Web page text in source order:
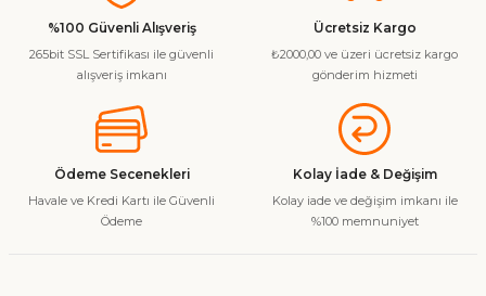
Görüş ve önerileriniz için teşekkür ederiz.
Ürün resmi kalitesiz, bozuk veya görüntülenemiyor.
Ürün bilgilerinde hatalar bulunuyor.
Ürün fiyatı diğer sitelerden daha pahalı.
%100 Güvenli Alışveriş
265bit SSL Sertifikası ile güvenli
alışveriş imkanı
Ücretsiz Kargo
₺2000,00 ve üzeri ücretsiz kargo
gönderim hizmeti
Ödeme Secenekleri
Havale ve Kredi Kartı ile Güvenli
Ödeme
Kolay İade & Değişim
Kolay iade ve değişim imkanı ile
%100 memnuniyet